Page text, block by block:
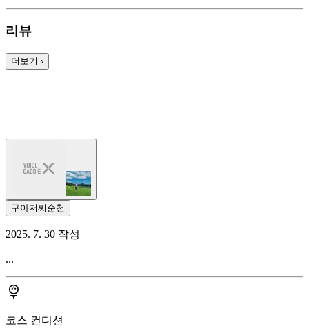
리뷰
더보기 ›
구아저씨순천
2025. 7. 30 작성
...
코스 컨디션